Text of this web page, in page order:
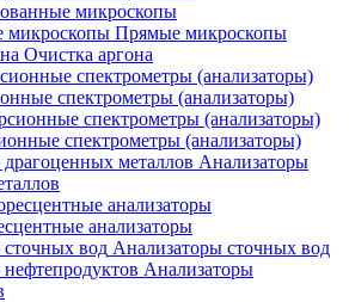
микроскопы
Прямые микроскопы
Очистка аргона
спектрометры (анализаторы)
спектрометры (анализаторы)
Анализаторы
анализаторы
Анализаторы сточных вод
Анализаторы